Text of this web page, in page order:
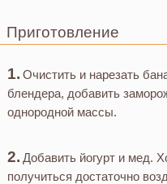
Приготовление
Очистить и нарезать
блендера, добавить
однородной массы.
Добавить йогурт и мед.
получиться достаточно